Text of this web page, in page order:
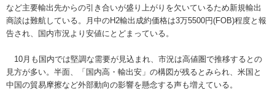
など主要輸出先からの引き合いが盛り上がりを欠いているため新規輸出
商談は難航している。月中のH2輸出成約価格は3万5500円(FOB)程度と報
告され、国内市況より安値にとどまっている。
10月も国内では堅調な需要が見込まれ、市況は高値圏で推移するとの
見方が多い。半面、「国内高・輸出安」の構図が残るとみられ、米国と
中国の貿易摩擦など外部動向の影響を懸念する声も増えている。